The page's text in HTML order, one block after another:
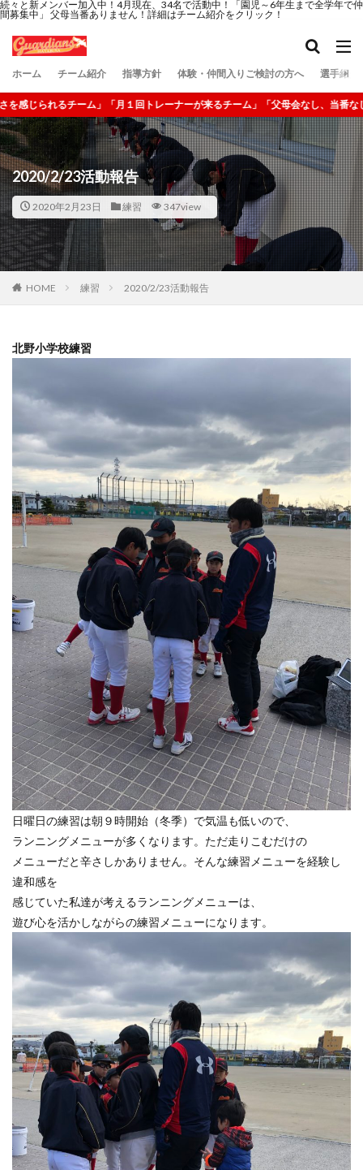
続々と新メンバー加入中！4月現在、34名で活動中！「園児～6年生まで全学年で仲
間募集中」 父母当番ありません！詳細はチーム紹介をクリック！
ホーム チーム紹介 指導方針 体験・仲間入りご検討の方へ 選手紹介
なし、当番なし」 詳細はココをクリック！
2020/2/23活動報告
2020年2月23日 練習 347view
HOME 練習 2020/2/23活動報告
北野小学校練習
日曜日の練習は朝９時開始（冬季）で気温も低いので、
ランニングメニューが多くなります。ただ走りこむだけの
メニューだと辛さしかありません。そんな練習メニューを経験し
違和感を
感じていた私達が考えるランニングメニューは、
遊び心を活かしながらの練習メニューになります。